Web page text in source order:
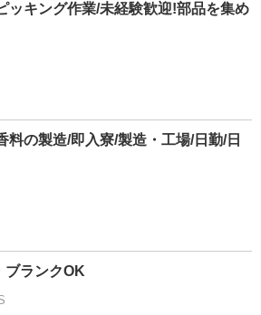
ッキング作業/未経験歓迎!部品を集め
料の製造/即入寮/製造・工場/日勤/日
ブランクOK